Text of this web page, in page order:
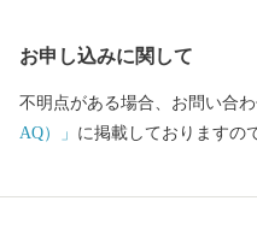
お申し込みに関して
不明点がある場合、お問い合
AQ）」 に掲載しておりますの